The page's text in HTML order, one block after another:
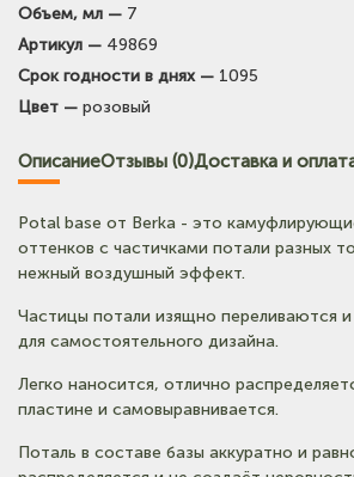
Тел: +7-903-947-7028
Тел: +7-3854-222-223
Тел: +7-3852-721-001
Объем, мл — 7
Артикул — 49869
Срок годности в днях — 1095
Цвет — розовый
ОписаниеОтзывы (0)Доставка и
Potal base от Berka - это
оттенков с частичками потали разных
нежный воздушный эффект.
Частицы потали изящно переливаются
для самостоятельного дизайна.
Легко наносится, отлично
пластине и самовыравнивается.
Поталь в составе базы аккуратно и